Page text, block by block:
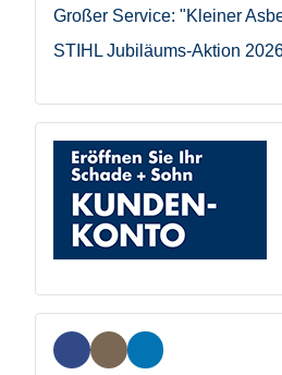
Großer Service: "Kleiner
STIHL Jubiläums-Aktion